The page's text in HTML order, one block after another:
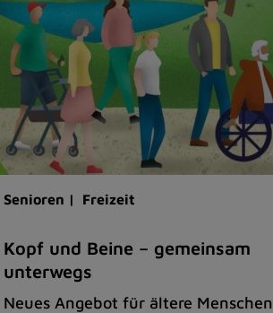
Senioren | Freizeit
Kopf und Beine – gemeinsam
unterwegs
Neues Angebot für ältere Menschen